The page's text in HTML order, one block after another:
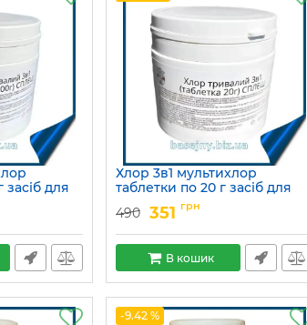
засіб для
води в
Хлор 3в1 мультихлор
таблетки по 20 г засіб для
тривалої дезінфекції води в
басейні
Артикул: 15049753
490 351 грн
В кошик
-9.42 %